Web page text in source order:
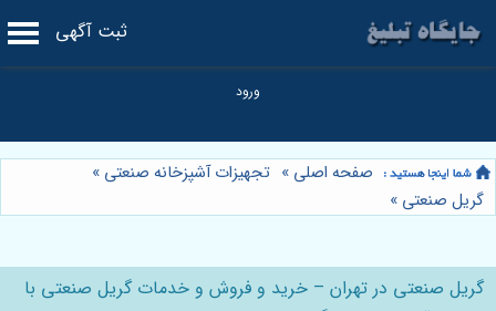
ثبت آگهی
صفحه اصلی » تجهیزات آشپزخانه صنعتی »
گریل صنعتی »
گریل صنعتی در تهران – خرید و فروش و خدمات گریل صنعتی با